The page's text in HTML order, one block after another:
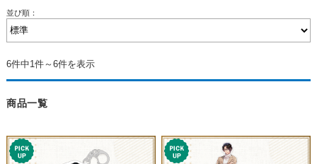
並び順：
6件中1件～6件を表示
商品一覧